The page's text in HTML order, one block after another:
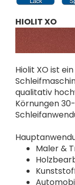
HIOLIT XO
Hiolit XO ist
qualitativ
Körnungen
Maler &